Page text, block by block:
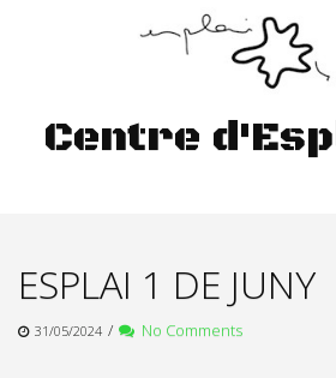
Centre
ESPLAI 1 DE JUNY
31/05/2024 / No Comments